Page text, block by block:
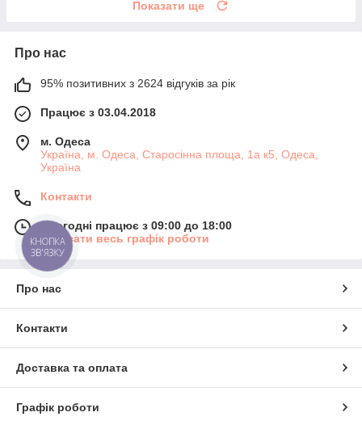
Показати ще
Про нас
95% позитивних з 2624 відгуків за рік
Працює з 03.04.2018
м. Одеса
Україна, м. Одеса, Старосінна площа, 1а к5, Одеса,
Україна
Контакти
Сьогодні працює з 09:00 до 18:00
Показати весь графік роботи
Про нас
Контакти
Доставка та оплата
Графік роботи
КНОПКА
ЗВ'ЯЗКУ